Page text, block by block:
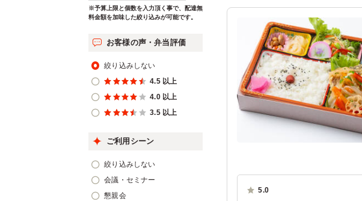
5.0
※予算上限と個数を入力頂く事で、配達無
料金額を加味した絞り込みが可能です。
お客様の声・弁当評価
絞り込みしない
4.5 以上
4.0 以上
3.5 以上
ご利用シーン
絞り込みしない
会議・セミナー
懇親会